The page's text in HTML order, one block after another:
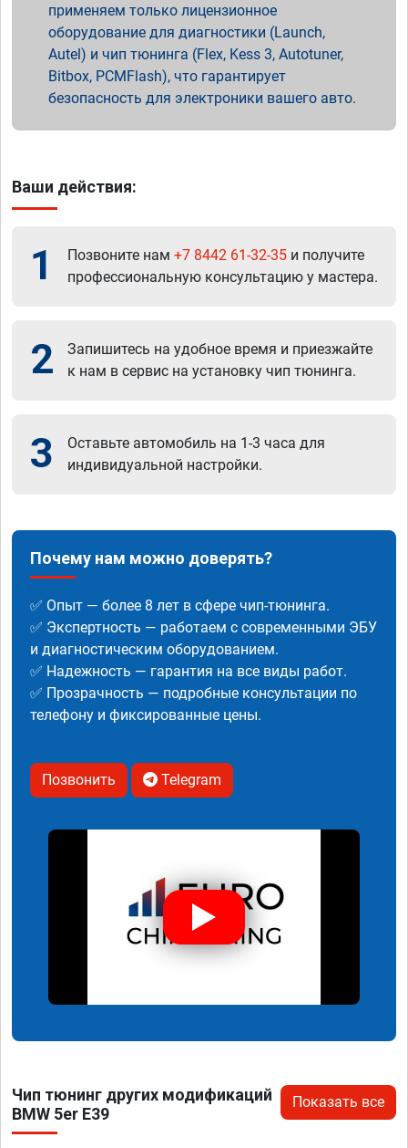
применяем только лицензионное
оборудование для диагностики (Launch,
Autel) и чип тюнинга (Flex, Kess 3, Autotuner,
Bitbox, PCMFlash), что гарантирует
безопасность для электроники вашего авто.
Ваши действия:
1 Позвоните нам +7 8442 61-32-35 и получите
профессиональную консультацию у мастера.
2
Запишитесь на удобное время и приезжайте
к нам в сервис на установку чип тюнинга.
3
Оставьте автомобиль на 1-3 часа для
индивидуальной настройки.
Почему нам можно доверять?
✅ Опыт — более 8 лет в сфере чип-тюнинга.
✅ Экспертность — работаем с современными ЭБУ
и диагностическим оборудованием.
✅ Надежность — гарантия на все виды работ.
✅ Прозрачность — подробные консультации по
телефону и фиксированные цены.
Позвонить Telegram
Чип тюнинг других модификаций
BMW 5er E39
Показать все